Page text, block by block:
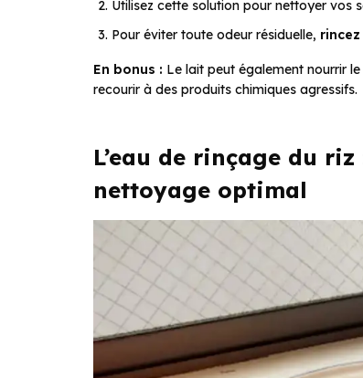
Utilisez cette solution pour nettoyer vos
Pour éviter toute odeur résiduelle,
En bonus : Le lait peut également nourrir
recourir à des produits chimiques agressifs.
L’eau de rinçage du
nettoyage optimal